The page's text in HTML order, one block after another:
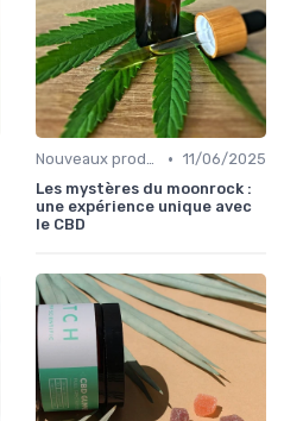
Nouveaux produits • 11/06/2025
Les mystères du moonrock :
une expérience unique avec
le CBD